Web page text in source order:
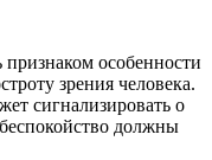
признаком особенности
зрения человека.
сигнализировать о
должны